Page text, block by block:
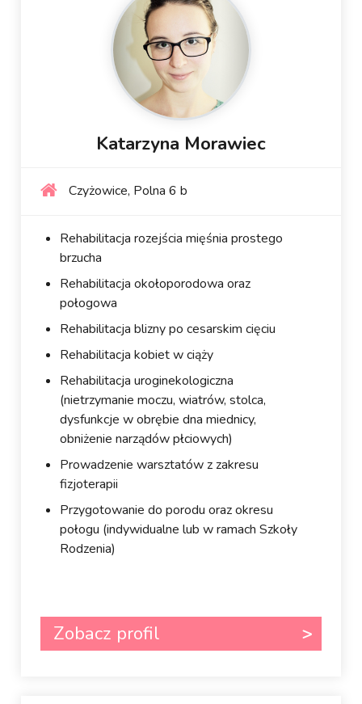
Katarzyna Morawiec
Czyżowice, Polna 6 b
Rehabilitacja rozejścia mięśnia prostego
brzucha
Rehabilitacja okołoporodowa oraz
połogowa
Rehabilitacja blizny po cesarskim cięciu
Rehabilitacja kobiet w ciąży
Rehabilitacja uroginekologiczna
(nietrzymanie moczu, wiatrów, stolca,
dysfunkcje w obrębie dna miednicy,
obniżenie narządów płciowych)
Prowadzenie warsztatów z zakresu
fizjoterapii
Przygotowanie do porodu oraz okresu
połogu (indywidualne lub w ramach Szkoły
Rodzenia)
Zobacz profil